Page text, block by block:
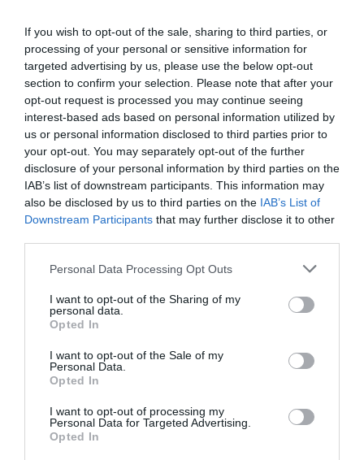
If you wish to opt-out of the sale, sharing to third parties, or
processing of your personal or sensitive information for
targeted advertising by us, please use the below opt-out
section to confirm your selection. Please note that after your
opt-out request is processed you may continue seeing
interest-based ads based on personal information utilized by
us or personal information disclosed to third parties prior to
your opt-out. You may separately opt-out of the further
disclosure of your personal information by third parties on the
IAB’s list of downstream participants. This information may
also be disclosed by us to third parties on the IAB’s List of
Downstream Participants that may further disclose it to other
Please note that this website/app uses one or more Google
not limited to your visit or usage behaviour. You may click to
grant or deny consent to Google and its third-party tags to
use your data for below specified purposes in below Google
consent section.
Personal Data Processing Opt Outs
I want to opt-out of the Sharing of my
personal data.
Opted In
I want to opt-out of the Sale of my
Personal Data.
Opted In
I want to opt-out of processing my
Personal Data for Targeted Advertising.
Opted In
nos a nós próprios ou aos outros nesses
personagens e identificar-nos com a sua
verdade".
A curta tem oito minutos e meio e é a face visível
das celebrações do centenário na data certa,
depois de um ano com inúmeros momentos a
marcar o aniversário.
"Todos crescemos com a Disney", disse Jennifer
Lee, diretora criativa dos estúdios Walt Disney
Animation a quem a dupla de realizadores propôs
a ideia durante a pandemia.
"O mundo está louco, sempre em mudança. E
muitos de nós, quer fôssemos pequenos ou mais
velhos, escapávamos para a Disney", disse Lee.
partilhamos".